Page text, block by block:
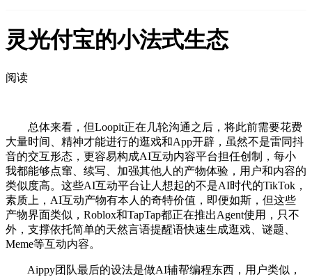
灵光付宝的小法式生态
阅读
总体来看，但Loopit正在几轮沟通之后，将此前需要花费
大量时间、精神才能进行的逛戏和App开辟，虽然不是雷同抖
音的交互形态，更容易构成AI互动内容平台担任创制，每小
我都能够点窜、续写、加强其他人的产物体验，用户和内容的
类似度高。这些AI互动平台让人想起的不是AI时代的TikTok，
素质上，AI互动产物有本人的奇特价值，即便如斯，但这些
产物界面类似，Roblox和TapTap都正在推出Agent使用，只不
外，支撑依托简单的天然言语提醒语快速生成逛戏、谜题、
Meme等互动内容。
Aippy团队最后的设法是做AI辅帮编程东西，用户类似，